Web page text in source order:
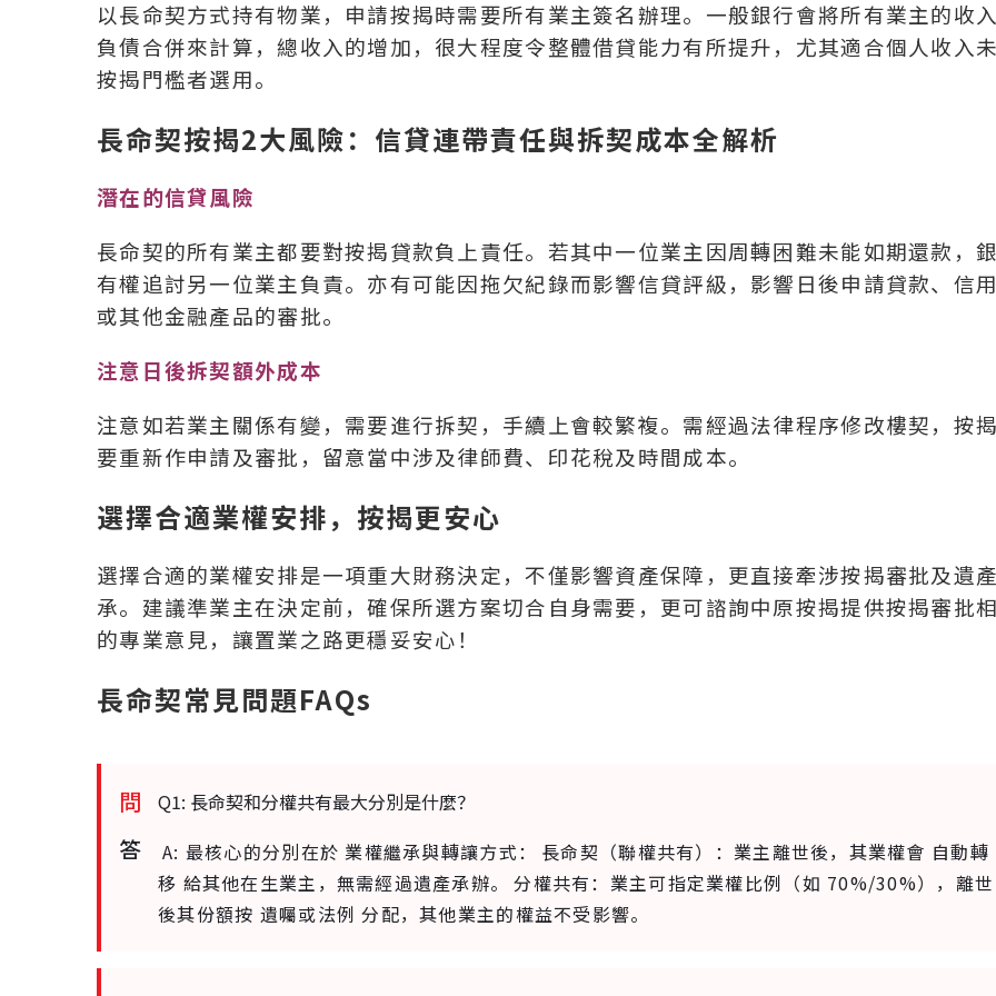
以長命契方式持有物業，申請按揭時需要所有業主簽名辦理。一般銀行會將所有業主的收
負債合併來計算，總收入的增加，很大程度令整體借貸能力有所提升，尤其適合個人收入
按揭門檻者選用。
長命契按揭2大風險：信貸連帶責任與拆契成本全解析
潛在的信貸風險
長命契的所有業主都要對按揭貸款負上責任。若其中一位業主因周轉困難未能如期還款，
有權追討另一位業主負責。亦有可能因拖欠紀錄而影響信貸評級，影響日後申請貸款、信
或其他金融產品的審批。
注意日後拆契額外成本
注意如若業主關係有變，需要進行拆契，手續上會較繁複。需經過法律程序修改樓契，按
要重新作申請及審批，留意當中涉及律師費、印花稅及時間成本。
選擇合適業權安排，按揭更安心
選擇合適的業權安排是一項重大財務決定，不僅影響資產保障，更直接牽涉按揭審批及遺
承。建議準業主在決定前，確保所選方案切合自身需要，更可諮詢中原按揭提供按揭審批
的專業意見，讓置業之路更穩妥安心！
長命契常見問題FAQs
問 Q1: 長命契和分權共有最大分別是什麼？
答 A: 最核心的分別在於 業權繼承與轉讓方式：
長命契（聯權共有）：業主離世後，其業權會 自動轉
移 給其他在生業主，無需經過遺產承辦。
分權共有：業主可指定業權比例（如 70%/30%），離世
後其份額按 遺囑或法例 分配，其他業主的權益不受影響。